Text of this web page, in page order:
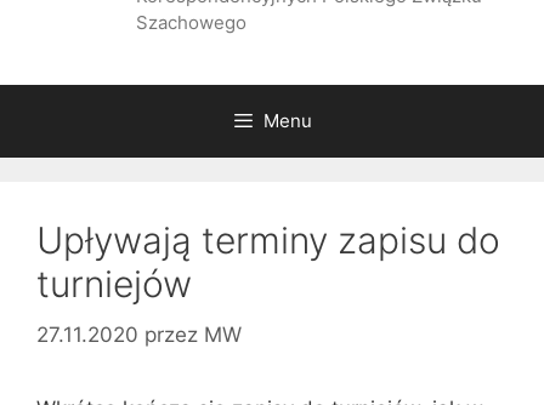
Szachowego
Menu
Upływają terminy zapisu do
turniejów
27.11.2020 przez MW